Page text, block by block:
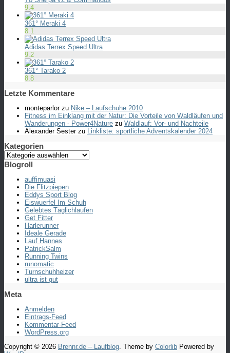
9.4
361° Meraki 4
8.1
Adidas Terrex Speed Ultra
9.2
361° Tarako 2
8.8
Letzte Kommentare
monteparlorzu Nike – Laufschuhe 2010
Fitness im Einklang mit der Natur: Die Vorteile von Waldläufen und
Wanderungen - Power4Nature zu Waldlauf: Vor- und Nachteile
Alexander Sesterzu Linkliste: sportliche Adventskalender 2024
Kategorien
Kategorien
Blogroll
auffimuasi
Die Flitzpiepen
Eddys Sport Blog
Eiswuerfel Im Schuh
Gelebtes Täglichlaufen
Get Fitter
Harlerunner
Ideale Gerade
Lauf Hannes
PatrickSalm
Running Twins
runomatic
Turnschuhheizer
ultra ist gut
Meta
Anmelden
Eintrags-Feed
Kommentar-Feed
WordPress.org
Copyright © 2026 Brennr.de – Laufblog. Theme by Colorlib Powered by